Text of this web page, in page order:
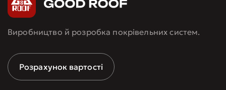
Виробництво й розробка покрівельних систем.
Розрахунок вартості